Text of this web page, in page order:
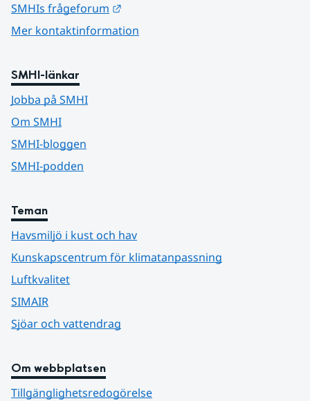
SMHIs frågeforum
Mer kontaktinformation
SMHI-länkar
Jobba på SMHI
Om SMHI
SMHI-bloggen
SMHI-podden
Teman
Havsmiljö i kust och hav
Kunskapscentrum för klimatanpassning
Luftkvalitet
SIMAIR
Sjöar och vattendrag
Om webbplatsen
Tillgänglighetsredogörelse